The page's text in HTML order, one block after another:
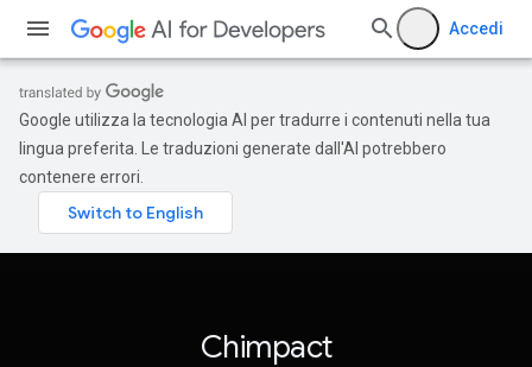
Accedi
Google utilizza la tecnologia AI per tradurre i contenuti nella tua
lingua preferita. Le traduzioni generate dall'AI potrebbero
contenere errori.
Chimpact